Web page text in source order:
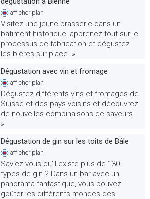
afficherplan
Visitez une jeune brasserie dans un
bâtiment historique, apprenez tout sur le
processus de fabrication et dégustez
les bières sur place. »
Dégustation avec vin et fromage
afficherplan
Dégustez différents vins et fromages de
Suisse et des pays voisins et découvrez
de nouvelles combinaisons de saveurs.
»
Dégustation de gin sur les toits de Bâle
afficherplan
Saviez-vous qu'il existe plus de 130
types de gin ? Dans un bar avec un
panorama fantastique, vous pouvez
goûter les différents mondes des